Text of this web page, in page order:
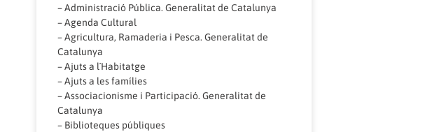
–Administració Pública. Generalitat de Catalunya
–Agenda Cultural
–Agricultura, Ramaderia i Pesca. Generalitat de
Catalunya
–Ajuts a l´Habitatge
–Ajuts a les famílies
–Associacionisme i Participació. Generalitat de
Catalunya
– Biblioteques públiques